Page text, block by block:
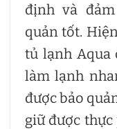
định và
quản tốt.
tủ lạnh Aqua
làm lạnh
được bảo
giữ được